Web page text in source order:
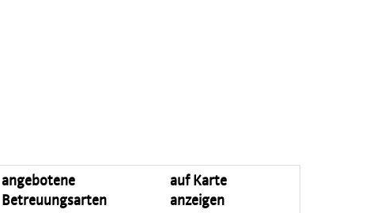
angebotene
Betreuungsarten
auf Karte
anzeigen